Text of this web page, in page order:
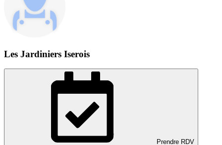
Les Jardiniers Iserois
Prendre RDV